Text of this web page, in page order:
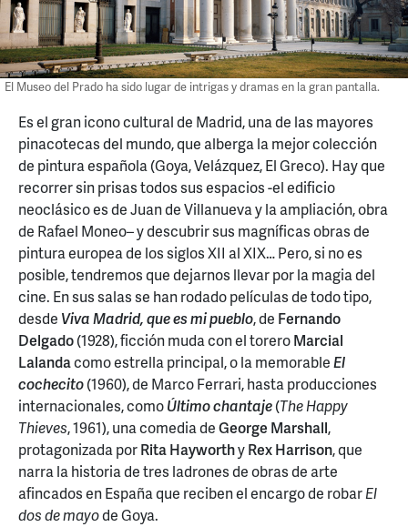
El Museo del Prado ha sido lugar de intrigas y dramas en la gran pantalla.
Es el gran icono cultural de Madrid, una de las mayores
pinacotecas del mundo, que alberga la mejor colección
de pintura española (Goya, Velázquez, El Greco). Hay que
recorrer sin prisas todos sus espacios -el edificio
neoclásico es de Juan de Villanueva y la ampliación, obra
de Rafael Moneo– y descubrir sus magníficas obras de
pintura europea de los siglos XII al XIX… Pero, si no es
posible, tendremos que dejarnos llevar por la magia del
cine. En sus salas se han rodado películas de todo tipo,
desde Viva Madrid, que es mi pueblo, de Fernando
Delgado(1928), ficción muda con el toreroMarcial
Lalandacomo estrella principal, o la memorableEl
cochecito(1960), de Marco Ferrari, hasta producciones
internacionales, comoÚltimo chantaje(The Happy
Thieves, 1961), una comedia deGeorge Marshall,
protagonizada porRita HayworthyRex Harrison, que
narra la historia de tres ladrones de obras de arte
afincados en España que reciben el encargo de robarEl
dos de mayode Goya.